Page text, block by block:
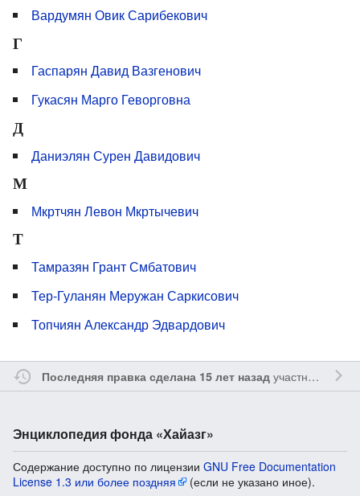
Вардумян Овик Сарибекович
Г
Гаспарян Давид Вазгенович
Гукасян Марго Геворговна
Д
Даниэлян Сурен Давидович
М
Мкртчян Левон Мкртычевич
Т
Тамразян Грант Смбатович
Тер-Гуланян Меружан Саркисович
Топчиян Александр Эдвардович
Последняя правка сделана 15 лет назадучастником
Энциклопедия фонда «Хайазг»
Содержание доступно по лицензии GNU Free Documentation
License 1.3 или более поздняя
(если не указано иное).